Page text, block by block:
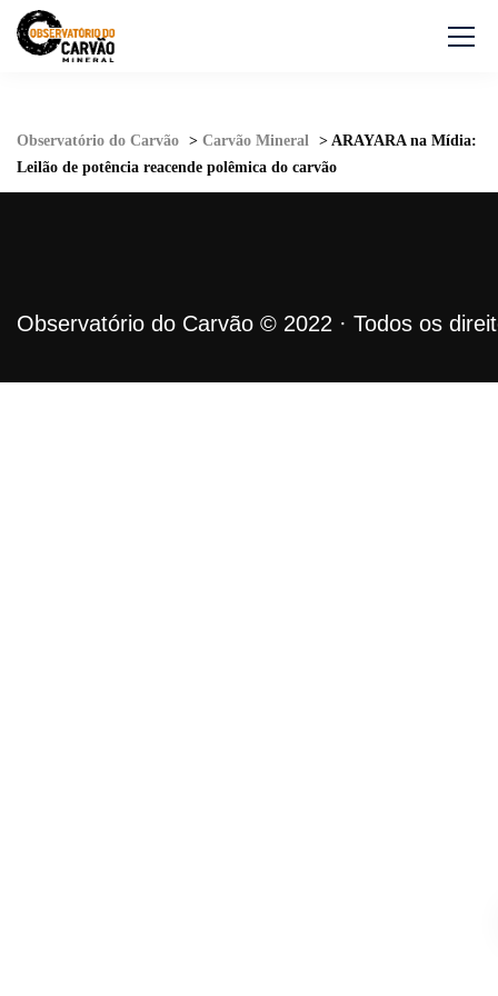
Observatório do Carvão > Carvão Mineral > ARAYARA na Mídia:
Leilão de potência reacende polêmica do carvão
Observatório do Carvão © 2022 · Todos os